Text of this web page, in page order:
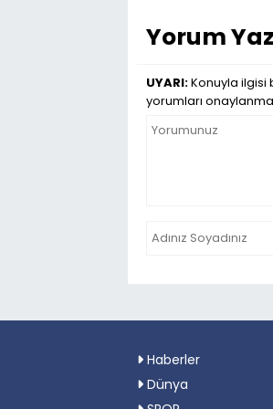
Yorum Yaz
UYARI:Konuyla ilgisi
yorumları
Haberler
Dünya